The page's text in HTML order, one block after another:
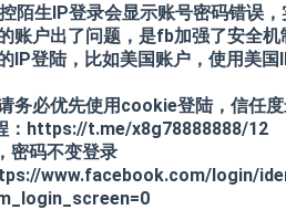
FB
飞机API 1-30天
陌生IP登录会显示账号密码错误
账户出了问题，是fb加强了安全机
IP登陆，比如美国账户，使用美国
务必优先使用cookie登陆，信任
：https://t.me/x8g78888888/12
密码不变登录
www.facebook.com/login/